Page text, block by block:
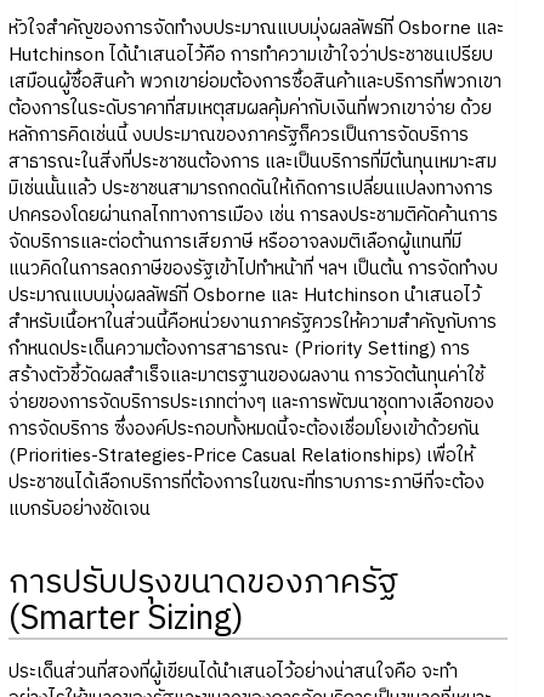
หัวใจสำคัญของการจัดทำงบประมาณแบบมุ่งผลลัพธ์ที่ Osborne และ
Hutchinson ได้นำเสนอไว้คือ การทำความเข้าใจว่าประชาชนเปรียบ
เสมือนผู้ซื้อสินค้า พวกเขาย่อมต้องการซื้อสินค้าและบริการที่พวกเขา
ต้องการในระดับราคาที่สมเหตุสมผลคุ้มค่ากับเงินที่พวกเขาจ่าย ด้วย
หลักการคิดเช่นนี้ งบประมาณของภาครัฐก็ควรเป็นการจัดบริการ
สาธารณะในสิ่งที่ประชาชนต้องการ และเป็นบริการที่มีต้นทุนเหมาะสม
มิเช่นนั้นแล้ว ประชาชนสามารถกดดันให้เกิดการเปลี่ยนแปลงทางการ
ปกครองโดยผ่านกลไกทางการเมือง เช่น การลงประชามติคัดค้านการ
จัดบริการและต่อต้านการเสียภาษี หรืออาจลงมติเลือกผู้แทนที่มี
แนวคิดในการลดภาษีของรัฐเข้าไปทำหน้าที่ ฯลฯ เป็นต้น การจัดทำงบ
ประมาณแบบมุ่งผลลัพธ์ที่ Osborne และ Hutchinson นำเสนอไว้
สำหรับเนื้อหาในส่วนนี้คือหน่วยงานภาครัฐควรให้ความสำคัญกับการ
กำหนดประเด็นความต้องการสาธารณะ (Priority Setting) การ
สร้างตัวชี้วัดผลสำเร็จและมาตรฐานของผลงาน การวัดต้นทุนค่าใช้
จ่ายของการจัดบริการประเภทต่างๆ และการพัฒนาชุดทางเลือกของ
การจัดบริการ ซึ่งองค์ประกอบทั้งหมดนี้จะต้องเชื่อมโยงเข้าด้วยกัน
(Priorities-Strategies-Price Casual Relationships) เพื่อให้
ประชาชนได้เลือกบริการที่ต้องการในขณะที่ทราบภาระภาษีที่จะต้อง
แบกรับอย่างชัดเจน
การปรับปรุงขนาดของภาครัฐ
(Smarter Sizing)
ประเด็นส่วนที่สองที่ผู้เขียนได้นำเสนอไว้อย่างน่าสนใจคือ จะทำ